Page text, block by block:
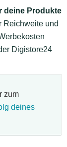
deine Produkte
Reichweite und
Digistore24
zum
deines